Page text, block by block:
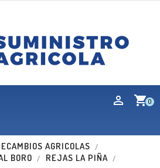
shopping_cart0
AGRICOLAS
BORO
REJAS LA PIÑA